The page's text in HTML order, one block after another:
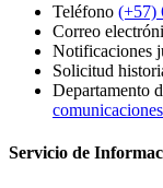
Teléfono (+57)
Correo
Notificaciones
Solicitud
Departamento
Servicio de